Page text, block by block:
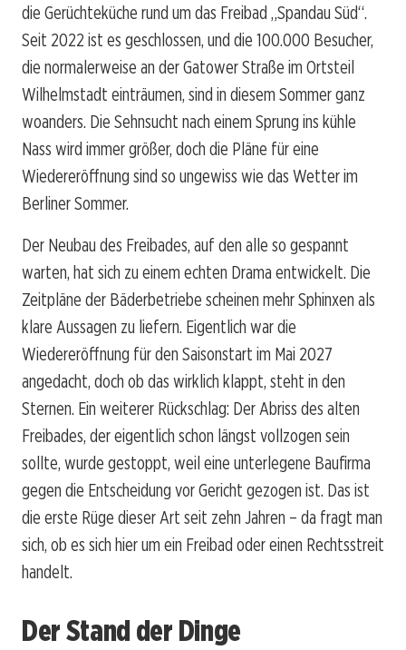
die Gerüchteküche rund um das Freibad „Spandau Süd“.
Seit 2022 ist es geschlossen, und die 100.000 Besucher,
die normalerweise an der Gatower Straße im Ortsteil
Wilhelmstadt einträumen, sind in diesem Sommer ganz
woanders. Die Sehnsucht nach einem Sprung ins kühle
Nass wird immer größer, doch die Pläne für eine
Wiedereröffnung sind so ungewiss wie das Wetter im
Berliner Sommer.
Der Neubau des Freibades, auf den alle so gespannt
warten, hat sich zu einem echten Drama entwickelt. Die
Zeitpläne der Bäderbetriebe scheinen mehr Sphinxen als
klare Aussagen zu liefern. Eigentlich war die
Wiedereröffnung für den Saisonstart im Mai 2027
angedacht, doch ob das wirklich klappt, steht in den
Sternen. Ein weiterer Rückschlag: Der Abriss des alten
Freibades, der eigentlich schon längst vollzogen sein
sollte, wurde gestoppt, weil eine unterlegene Baufirma
gegen die Entscheidung vor Gericht gezogen ist. Das ist
die erste Rüge dieser Art seit zehn Jahren – da fragt man
sich, ob es sich hier um ein Freibad oder einen Rechtsstreit
handelt.
Der Stand der Dinge